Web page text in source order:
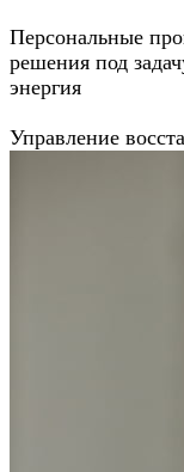
Персональные
решения под
энергия
Управление